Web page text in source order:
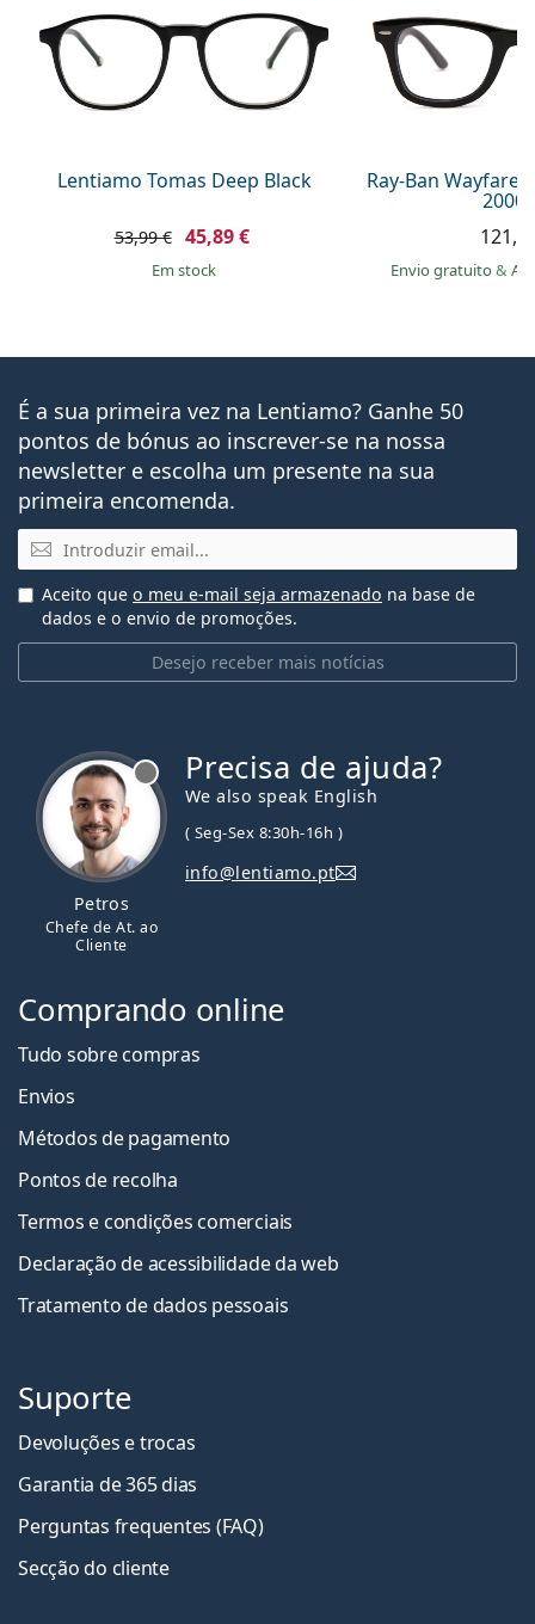
Lentiamo Tomas Deep Black
53,99 € 45,89 €
em stock
Ray-Ban Wayfarer
2000
Envio gratuito&
É a sua primeira vez na Lentiamo? Ganhe 50
pontos de bónus ao inscrever-se na nossa
newsletter e escolha um presente na sua
primeira encomenda.
Email
Desejo receber mais notícias
Aceito que o meu e-mail seja armazenado na base de
dados e o envio de promoções.
Petros
Chefe de At. ao
Cliente
Precisa de ajuda?
We also speak English
( Seg-Sex 8:30h-16h )
info@lentiamo.pt
Comprando online
Tudo sobre compras
Envios
Métodos de pagamento
Pontos de recolha
Termos e condições comerciais
Declaração de acessibilidade da web
Tratamento de dados pessoais
Suporte
Devoluções e trocas
Garantia de 365 dias
Perguntas frequentes (FAQ)
Secção do cliente